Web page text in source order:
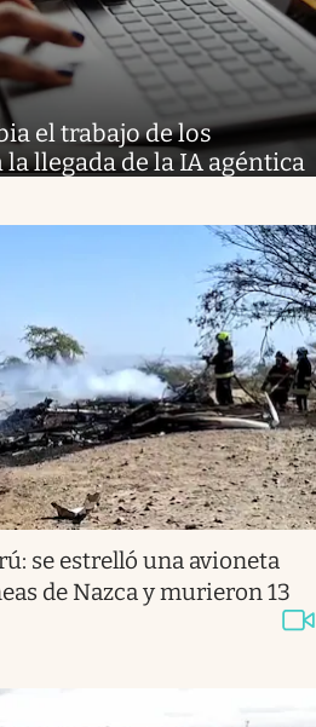
el trabajo de los
llegada de la IA agéntica
se estrelló una avioneta
de Nazca y murieron 13